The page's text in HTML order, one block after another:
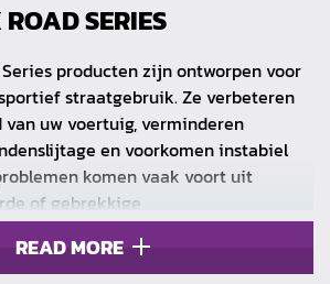
SERIES
Series producten zijn ontworpen voor
straatgebruik. Ze verbeteren
uw voertuig, verminderen
en voorkomen instabiel
komen vaak voort uit
of gebrekkige
in de ophanging.
problemen aan en biedt een
READ MORE